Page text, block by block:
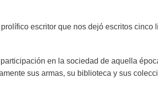
escritor que nos dejó escritos cinco
en la sociedad de aquella
sus armas, su biblioteca y sus